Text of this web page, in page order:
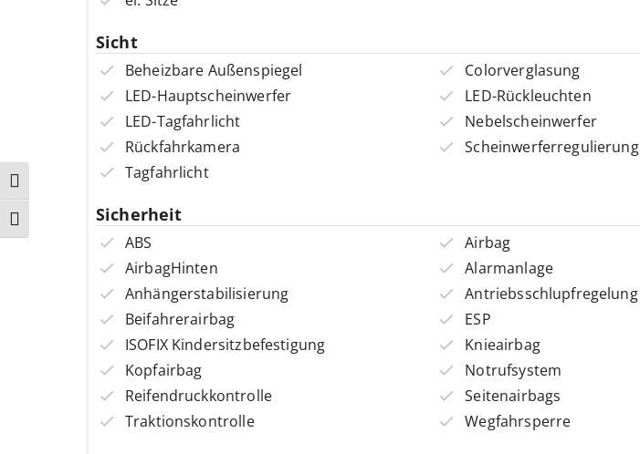
Umschalten auf hohe Kontraste
Schrift vergrößern
Sicht
Beheizbare Außenspiegel
Colorverglasung
LED-Hauptscheinwerfer
LED-Rückleuchten
LED-Tagfahrlicht
Nebelscheinwerfer
Rückfahrkamera
Scheinwerferregulierung
Tagfahrlicht
Sicherheit
ABS
Airbag
AirbagHinten
Alarmanlage
Anhängerstabilisierung
Antriebsschlupfregelung
Beifahrerairbag
ESP
ISOFIX Kindersitzbefestigung
Knieairbag
Kopfairbag
Notrufsystem
Reifendruckkontrolle
Seitenairbags
Traktionskontrolle
Wegfahrsperre